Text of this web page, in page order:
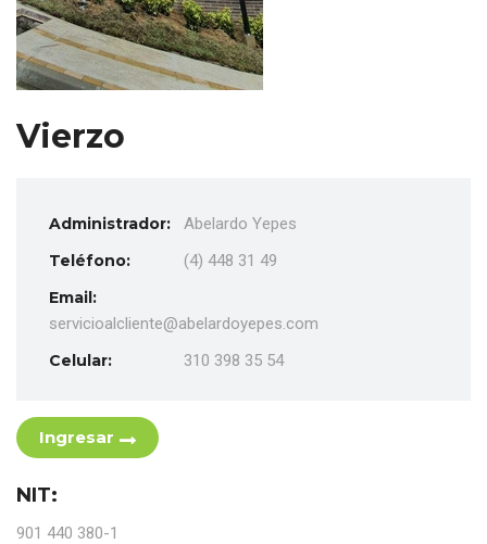
Vierzo
Administrador:
Abelardo Yepes
Teléfono:
(4) 448 31 49
Email:
servicioalcliente@abelardoyepes.com
Celular:
310 398 35 54
Ingresar
NIT:
901 440 380-1